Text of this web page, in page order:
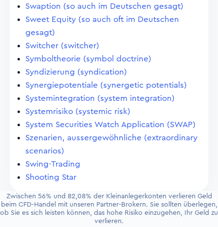
Swaption (so auch im Deutschen gesagt)
Sweet Equity (so auch oft im Deutschen
gesagt)
Switcher (switcher)
Symboltheorie (symbol doctrine)
Syndizierung (syndication)
Synergiepotentiale (synergetic potentials)
Systemintegration (system integration)
Systemrisiko (systemic risk)
System Securities Watch Application (SWAP)
Szenarien, aussergewöhnliche (extraordinary
scenarios)
Swing-Trading
Shooting Star
Zwischen 56% und 82,08% der Kleinanlegerkonten verlieren Geld
beim CFD-Handel mit unseren Partner-Brokern. Sie sollten überlegen,
ob Sie es sich leisten können, das hohe Risiko einzugehen, Ihr Geld zu
verlieren.